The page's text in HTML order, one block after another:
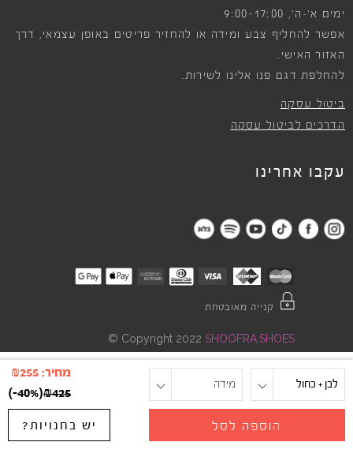
לבן + כחול מידה
מחיר: ₪255
₪425
(
-40%
)
הוספה לסל יש בחנויות?
ימים א׳-ה׳, 9:00-17:00
אפשר להחליף צבע ומידה או להחזיר פריטים באופן עצמאי, דרך
האזור האישי.
להחלפת דגם פנו אלינו לשירות.
ביטול עסקה
הדרכים לביטול עסקה
עקבו אחרינו
קנייה מאובטחת
Copyright 2022 SHOOFRA.SHOES
©